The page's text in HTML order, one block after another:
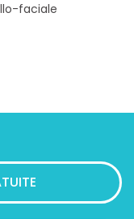
faciale